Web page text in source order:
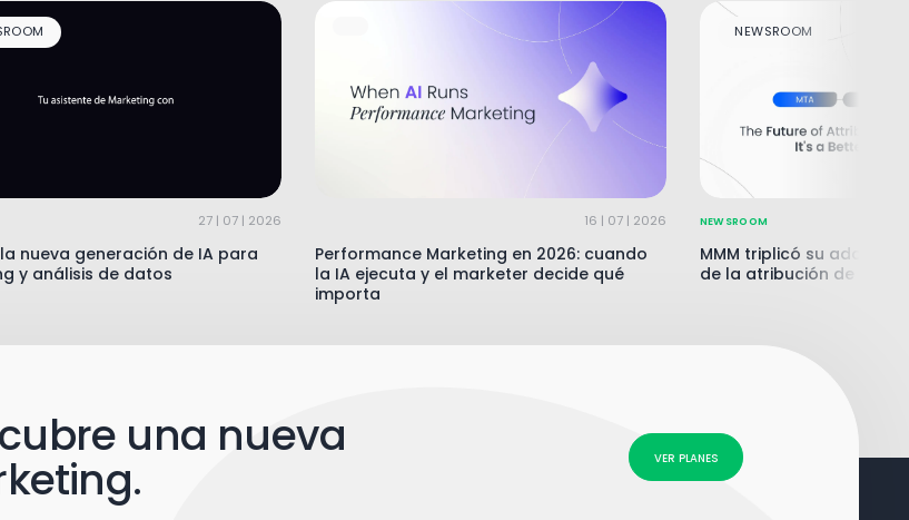
27 | 07 | 2026
la nueva generación de IA para
y análisis de datos
16 | 07 | 2026
Performance Marketing en 2026: cuando
la IA ejecuta y el marketer decide qué
importa
NEWSROOM
NEWSROOM
MMM triplicó su
de la atribución de un
una nueva VER PLANES